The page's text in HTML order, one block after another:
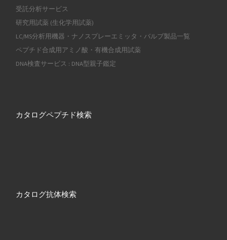
受託分析サービス
研究用試薬 (生化学用試薬)
LC/MS分析用機器・ナノスプレーエミッタ・バルブ製品一覧
ペプチド合成用アミノ酸・有機合成用試薬
DNA検査サービス : DNA型親子鑑定
カタログペプチド検索
カタログ抗体検索